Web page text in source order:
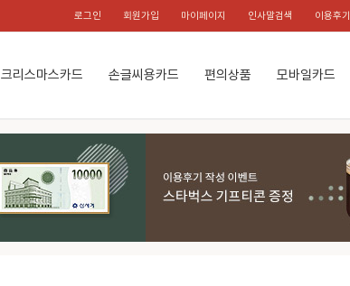
로그인 회원가입 마이페이지 인사말검색 이용후기
크리스마스카드 손글씨용카드 편의상품 모바일카드